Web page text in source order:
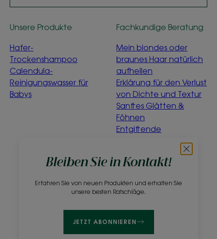
Bleiben Sie in Kontakt!
Erfahren Sie von neuen Produkten und erhalten Sie
unsere besten Ratschläge.
JETZT ABONNIEREN
Unsere Produkte
Hafer-
Trockenshampoo
Calendula-
Reinigungswasser für
Babys
Fachkundige Beratung
Mein blondes oder
braunes Haar natürlich
aufhellen
Erklärung für den Verlust
von Dichte und Textur
Sanftes Glätten &
Föhnen
Entgiftende
„ökologisch“?
Über uns
Häufig gestellte FragenKontakt